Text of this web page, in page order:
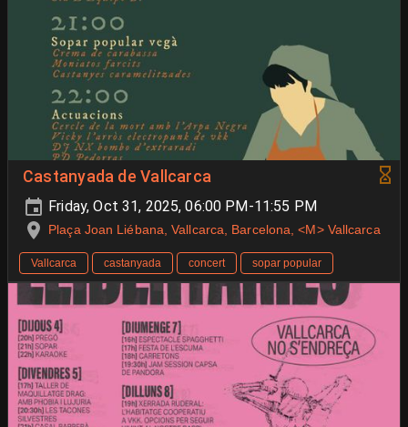
Castanyada de Vallcarca
Friday, Oct 31, 2025, 06:00 PM-11:55 PM
Plaça Joan Liébana, Vallcarca, Barcelona, <M> Vallcarca
Vallcarca castanyada concert sopar popular